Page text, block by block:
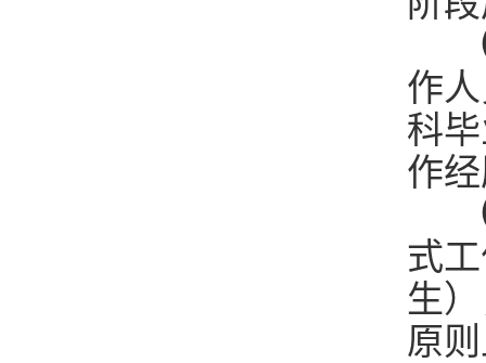
作
科
作
式
生
原